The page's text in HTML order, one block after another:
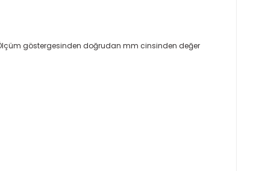
göstergesinden doğrudan mm cinsinden değer